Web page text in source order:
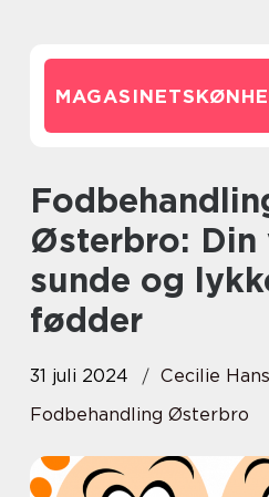
Fodbehandling på
Østerbro: Din
sunde og
fødder
31 juli 2024
Cecilie
Fodbehandling Østerbro